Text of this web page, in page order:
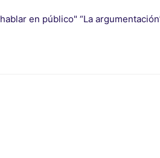
en público" “La